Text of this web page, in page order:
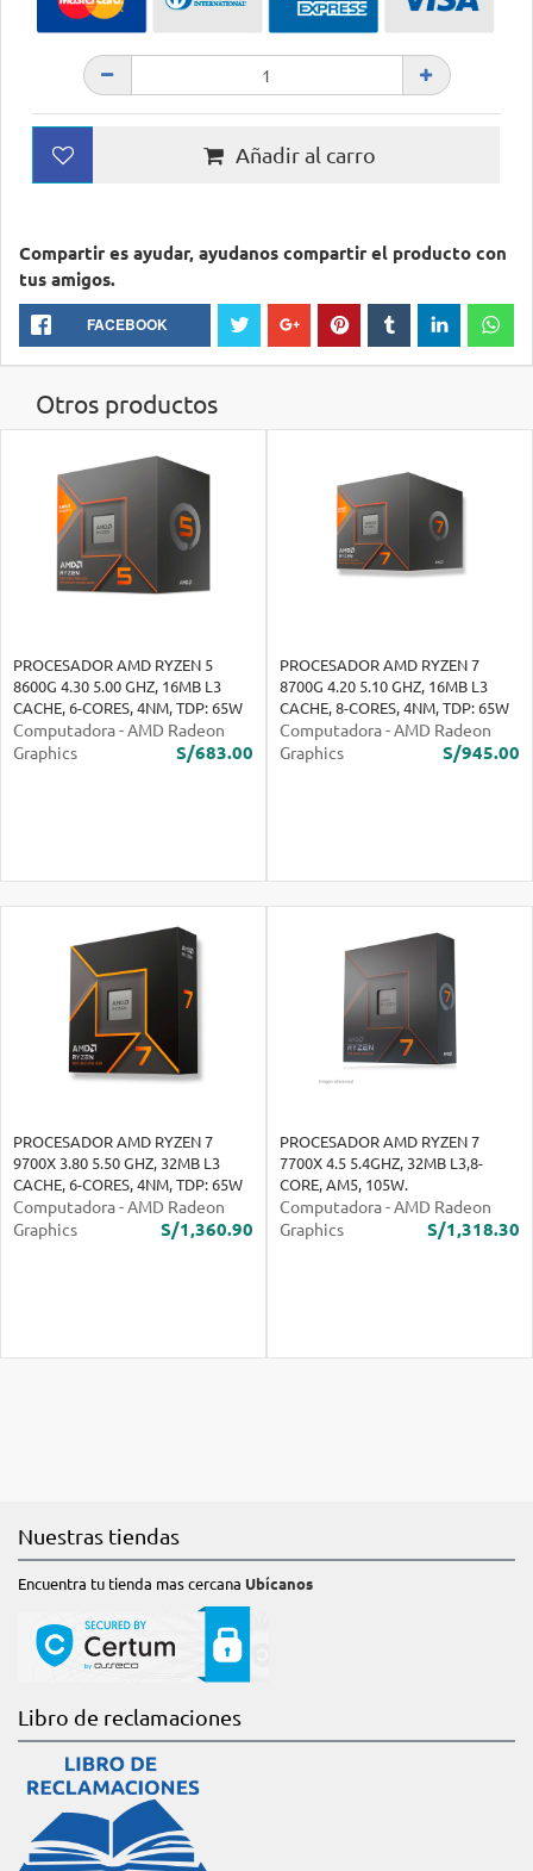
Añadir al carro
Compartir es ayudar, ayudanos compartir el producto con
tus amigos.
FACEBOOK
Otros productos
PROCESADOR AMD RYZEN 5
8600G 4.30 5.00 GHZ, 16MB L3
CACHE, 6-CORES, 4NM, TDP: 65W
Computadora- AMD Radeon
Graphics
S/683.00
PROCESADOR AMD RYZEN 7
8700G 4.20 5.10 GHZ, 16MB L3
CACHE, 8-CORES, 4NM, TDP: 65W
Computadora- AMD Radeon
Graphics
S/945.00
PROCESADOR AMD RYZEN 7
9700X 3.80 5.50 GHZ, 32MB L3
CACHE, 6-CORES, 4NM, TDP: 65W
Computadora- AMD Radeon
Graphics
S/1,360.90
PROCESADOR AMD RYZEN 7
7700X 4.5 5.4GHZ, 32MB L3,8-
CORE, AM5, 105W.
Computadora- AMD Radeon
Graphics
S/1,318.30
Nuestras tiendas
Encuentra tu tienda mas cercana Ubícanos
Libro de reclamaciones